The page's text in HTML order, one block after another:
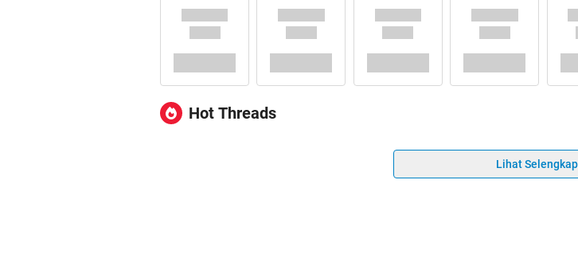
Hot Threads
Lihat